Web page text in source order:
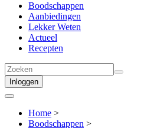
Boodschappen
Aanbiedingen
Lekker Weten
Actueel
Recepten
Inloggen
Home >
Boodschappen >